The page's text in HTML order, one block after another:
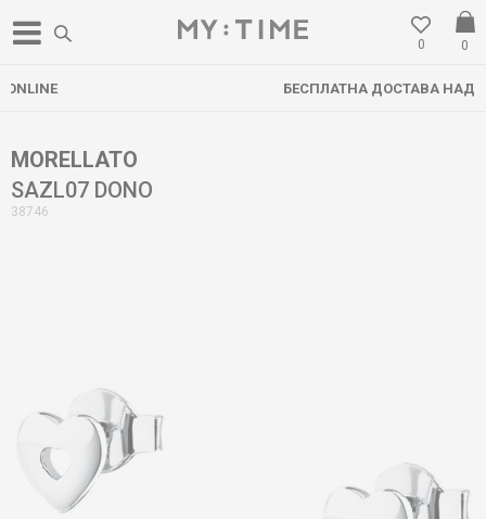
0
0
БЕСПЛАТНА ДОСТАВА НАД 3000 ден
MORELLATO
SAZL07 DONO
38746